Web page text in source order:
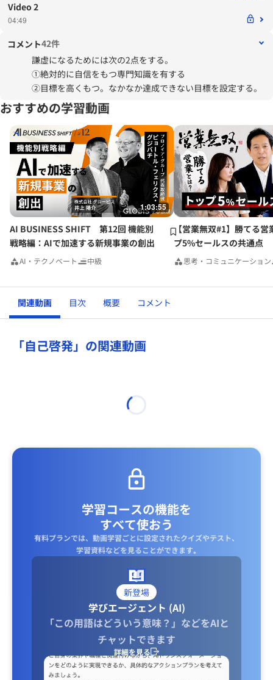
Video 2
04:49
コメント42件
謙虚になるためには次の2点をする。
①絶対的に自信をもつ専門知識を有する
②目標を高くもつ。なかなか達成できない目標を設定する。
おすすめの学習動画
1:03:55
AI BUSINESS SHIFT 第12回 機能別
戦略編：AIで加速する新規事業の創出
AI・テクノベート 中級
【営業無双#1】勝てる営
プ5%セールスの共通点
思考・コミュニケーション
関連動画 目次 概要 コメント
「自己啓発」の関連動画
学習コースの機能を
すべて使おう
有料プランでは、動画学習ごとに設定されたクイズやテスト、
学習資料などを見ることができます｡
新登場
学びエージェント (AI)
「この用語はどういう意味？」などをAIと
チャットできます
詳細を見る